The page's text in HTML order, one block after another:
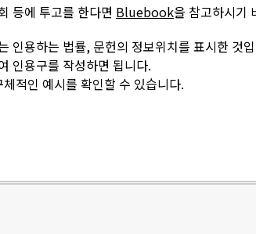
등에 투고를 한다면 Bluebook을 참고하시기
인용하는 법률, 문헌의 정보위치를 표시한 것
인용구를 작성하면 됩니다.
적인 예시를 확인할 수 있습니다.